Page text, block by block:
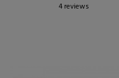
4 reviews